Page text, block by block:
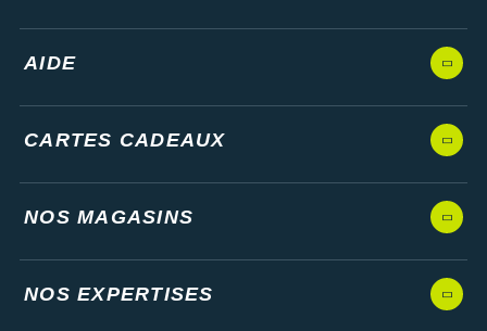
AIDE
CARTES CADEAUX
NOS MAGASINS
NOS EXPERTISES